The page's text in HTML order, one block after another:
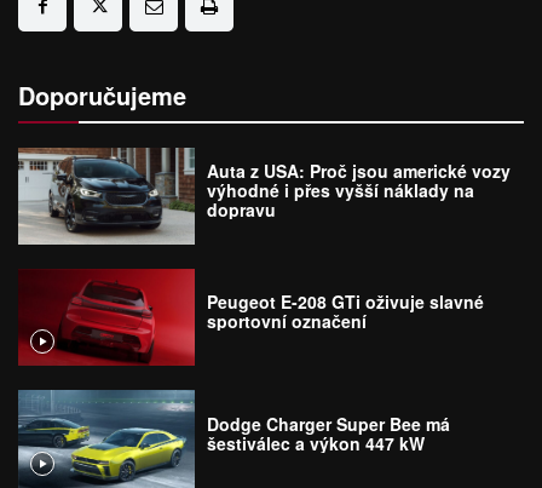
Doporučujeme
Auta z USA: Proč jsou americké vozy
výhodné i přes vyšší náklady na
dopravu
Peugeot E-208 GTi oživuje slavné
sportovní označení
Dodge Charger Super Bee má
šestiválec a výkon 447 kW